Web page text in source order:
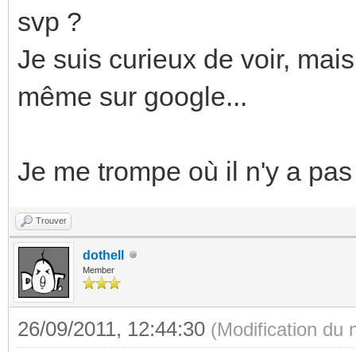
svp ?
Je suis curieux de voir,
même sur google...
Je me trompe où il n'y a
Trouver
dothell
Member
26/09/2011, 12:44:30 (Modification du